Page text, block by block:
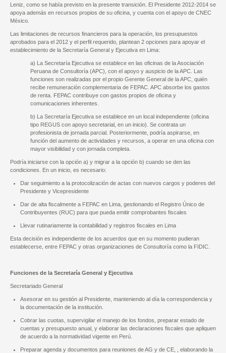
Leniz, como se había previsto en la presente transición. El Presidente 2012-2014 se
apoya además en recursos propios de su oficina, y cuenta con el apoyo de CNEC
México.
Las limitaciones de recursos financieros para la operación, los presupuestos
aprobados para el 2012 y el perfil requerido, plantean 2 opciones para apoyar el
establecimiento de la Secretaría General y Ejecutiva en Lima:
a) La Secretaría Ejecutiva se establece en las oficinas de la Asociación
Peruana de Consultoría (APC), con el apoyo y auspicio de la APC. Las
funciones son realizadas por el propio Gerente General de la APC, quién
recibe remuneración complementaria de FEPAC. APC absorbe los gastos
de renta. FEPAC contribuye con gastos propios de oficina y
comunicaciones inherentes.
b) La Secretaría Ejecutiva se establece en un local independiente (oficina
tipo REGUS con apoyo secretarial, en un inicio). Se contrata un
profesionista de jornada parcial. Posteriormente, podría aspirarse, en
función del aumento de actividades y recursos, a operar en una oficina con
mayor visibilidad y con jornada completa.
Podría iniciarse con la opción a) y migrar a la opción b) cuando se den las
condiciones. En un inicio, es necesario:
Dar seguimiento a la protocolización de actas con nuevos cargos y poderes del
Presidente y Vicepresidente
Dar de alta fiscalmente a FEPAC en Lima, gestionando el Registro Único de
Contribuyentes (RUC) para que pueda emitir comprobantes fiscales
Llevar rutinariamente la contabilidad y registros fiscales en Lima
Esta decisión es independiente de los acuerdos que en su momento pudieran
establecerse, entre FEPAC y otras organizaciones de Consultoría como la FIDIC.
Funciones de la Secretaría General y Ejecutiva
Secretariado General
Asesorar en su gestión al Presidente, manteniendo al día la correspondencia y
la documentación de la institución.
Cobrar las cuotas, supervigilar el manejo de los fondos, preparar estado de
cuentas y presupuesto anual, y elaborar las declaraciones fiscales que apliquen
de acuerdo a la normatividad vigente en Perú.
Preparar agenda y documentos para reuniones de AG y de CE, , elaborando la